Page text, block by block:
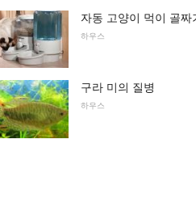
자동 고양이 먹이 골짜
하우스
구라 미의 질병
하우스